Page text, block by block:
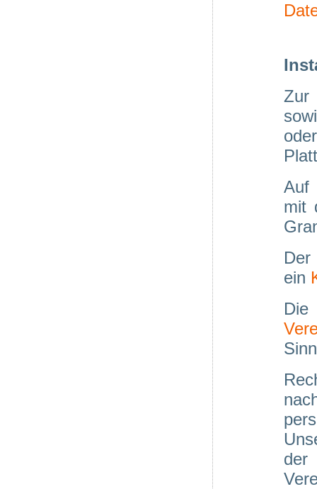
Zur
Auf
mit
ein
Die
der